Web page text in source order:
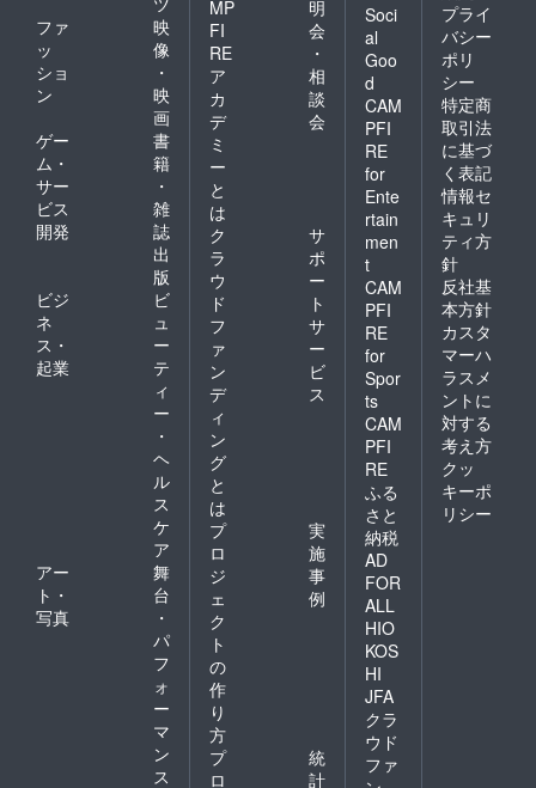
ファ
ッ
ショ
ン
映
像
・
映
画
ゲー
ム・
サー
ビス
開発
書
籍
・
雑
誌
出
版
ビジ
ネ
ス・
起業
ビ
ュ
ー
テ
ィ
ー
・
ヘ
ル
ス
ケ
ア
アー
ト・
写真
舞
台
・
パ
フ
ォ
ー
マ
ン
ス
MP
FI
RE
ア
カ
デ
ミ
ー
と
は
明
会
・
相
談
会
ク
ラ
ウ
ド
フ
ァ
ン
デ
ィ
ン
グ
と
は
サ
ポ
ー
ト
サ
ー
ビ
ス
プ
ロ
ジ
ェ
ク
ト
の
作
り
方
実
施
事
例
プ
ロ
統
計
Soci
al
Goo
d
CAM
PFI
RE
for
Ente
rtain
men
t
CAM
PFI
RE
for
Spor
ts
CAM
PFI
RE
ふる
さと
納税
AD
FOR
ALL
HIO
KOS
HI
JFA
クラ
ウド
ファ
プライ
バシー
ポリ
シー
特定商
取引法
に基づ
く表記
情報セ
キュリ
ティ方
針
反社基
本方針
カスタ
マーハ
ラスメ
ントに
対する
考え方
クッ
キーポ
リシー